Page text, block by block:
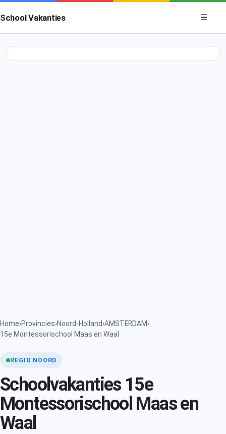
School Vakanties
Menu
☰
Home›Provincies›Noord-Holland›AMSTERDAM›
15e Montessorischool Maas en Waal
REGIO NOORD
Schoolvakanties 15e
Montessorischool Maas en
Waal